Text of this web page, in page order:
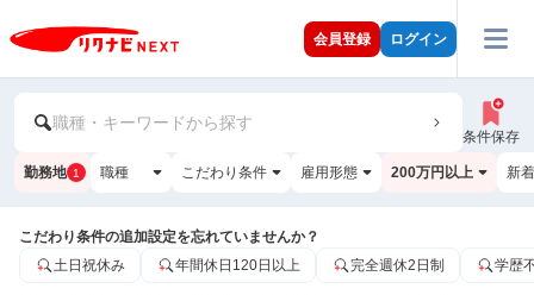
会員登録 ログイン
職種・キーワードから探す
条件保存
勤務地 1 職種 こだわり条件 雇用形態 200万円以上 新
こだわり条件の追加設定を忘れていませんか？
土日祝休み
年間休日120日以上 完全週休2日制 学歴